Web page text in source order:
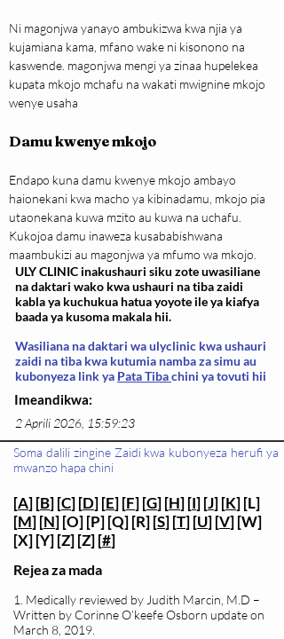
Ni magonjwa yanayo ambukizwa kwa njia ya
kujamiana kama, mfano wake ni kisonono na
kaswende. magonjwa mengi ya zinaa hupelekea
kupata mkojo mchafu na wakati mwignine mkojo
wenye usaha
Damu kwenye mkojo
Endapo kuna damu kwenye mkojo ambayo
haionekani kwa macho ya kibinadamu, mkojo pia
utaonekana kuwa mzito au kuwa na uchafu.
Kukojoa damu inaweza kusababishwana
maambukizi au magonjwa ya mfumo wa mkojo.
ULY CLINIC inakushauri siku zote uwasiliane
na daktari wako kwa ushauri na tiba zaidi
kabla ya kuchukua hatua yoyote ile ya kiafya
baada ya kusoma makala hii.
Wasiliana na daktari wa ulyclinic kwa ushauri
zaidi na tiba kwa kutumia namba za simu au
kubonyeza link ya Pata Tibachini ya tovuti hii
Imeandikwa:
2 Aprili 2026, 15:59:23
Soma dalili zingine Zaidi kwa kubonyeza herufi ya
mwanzo hapa chini
[A] [B] [C] [D] [E] [F] [G] [H] [I] [J] [K] [L]
[M] [N] [O] [P] [Q] [R] [S] [T] [U] [V] [W]
[X] [Y] [Z] [Z] [#]
Rejea za mada
1. Medically reviewed by Judith Marcin, M.D –
Written by Corinne O’keefe Osborn update on
March 8, 2019.